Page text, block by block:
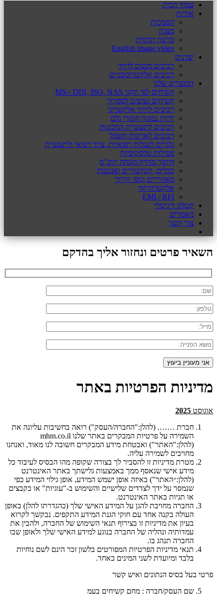
עמוד הבית
אודות
הסמכות
מצגת
סרטון תדמית
English image video
יצרנים
רכיבים מכנים לזיווד
רכיבים אלקטרומכניים
המוצרים שלנו
קשיחים לפי תקני DIN, ISO, NAS ו-MS
קשיחים נעיצים לסמרור
רכיבים לזיווד אלקטרוני
ידיות במגוון חומרי גלם
רכיבים לתעשיית המכונות
רכיבים לארונות חשמל
גלגלים לעגלות רפואיות, ציוד רפואי ולתעשייה
מסילות טלסקופיות
חיתוך מדויק מונחה תיב"מ
כבלים, קונקטורים ואנטנות
מאווררים וגופי קירור
אלקטרוניקה
EMI / RFI
קטלוג דיגיטלי
מאמרים
צור קשר
השאיר פרטים ונחזור אליך בהדקם
מדיניות הפרטיות באתר
אוגוסט 2025
חברת ……. (להלן:"החברה/העסק") רואה בחשיבות עליונה את
השמירה על פרטיות המבקרים באתר שלנו mhm.co.il
(להלן:"האתר") ואבטחת מידע המבקרים חשובה לנו מאוד, ואנחנו
מחויבים לשמירה עליה.
מטרת מדיניות זו להסביר לך בצורה שקופה מהו הבסיס לעיבוד כל
מידע אישי שנאסף ממך באמצעות גלישתך באתר האינטרנט
(להלן:״האתר") באיזה אופן ישמש המידע, אופן גילוי המידע כפי
שנמסר על ידך לצדדים שלישיים והשימוש ב-"עוגיות" או בקבצים
או תגיות באתר האינטרנט.
החברה מחויבת להגן על המידע האישי שלך (כהגדרתו להלן) באופן
העולה בקנה אחד עם חוקי הגנת המידע התקפים. נבקשך לקרוא
בעיון את מדיניות זו בצירוף תנאי השימוש של החברה, ולהבין את
עמדותיה ונהליה של החברה בנוגע למידע האישי שלך ולאופן שבו
החברה תנהג בו.
תנאי מדיניות הפרטיות המפורטים בלשון זכר הינם לשם נוחיות
בלבד ומיועדת לשני המינים כאחד.
פרטי בעל בסיס הנתונים ואיש קשר
שם העסק/חברה : מחם קשיחים בעמ